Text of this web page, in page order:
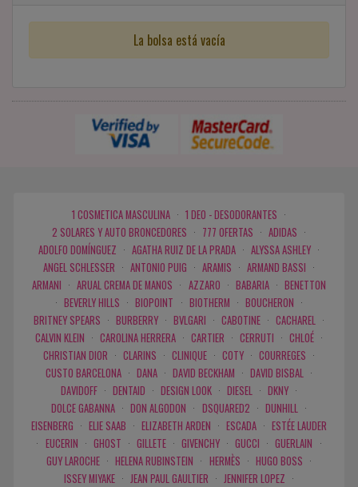
La bolsa está vacía
1 COSMETICA MASCULINA · 1 DEO - DESODORANTES ·
2 SOLARES Y AUTO BRONCEDORES · 777 OFERTAS · ADIDAS ·
ADOLFO DOMÍNGUEZ · AGATHA RUIZ DE LA PRADA · ALYSSA ASHLEY ·
ANGEL SCHLESSER · ANTONIO PUIG · ARAMIS · ARMAND BASSI ·
ARMANI · ARUAL CREMA DE MANOS · AZZARO · BABARIA · BENETTON
· BEVERLY HILLS · BIOPOINT · BIOTHERM · BOUCHERON ·
BRITNEY SPEARS · BURBERRY · BVLGARI · CABOTINE · CACHAREL ·
CALVIN KLEIN · CAROLINA HERRERA · CARTIER · CERRUTI · CHLOÉ ·
CHRISTIAN DIOR · CLARINS · CLINIQUE · COTY · COURREGES ·
CUSTO BARCELONA · DANA · DAVID BECKHAM · DAVID BISBAL ·
DAVIDOFF · DENTAID · DESIGN LOOK · DIESEL · DKNY ·
DOLCE GABANNA · DON ALGODON · DSQUARED2 · DUNHILL ·
EISENBERG · ELIE SAAB · ELIZABETH ARDEN · ESCADA · ESTÉE LAUDER
· EUCERIN · GHOST · GILLETE · GIVENCHY · GUCCI · GUERLAIN ·
GUY LAROCHE · HELENA RUBINSTEIN · HERMÈS · HUGO BOSS ·
ISSEY MIYAKE · JEAN PAUL GAULTIER · JENNIFER LOPEZ ·